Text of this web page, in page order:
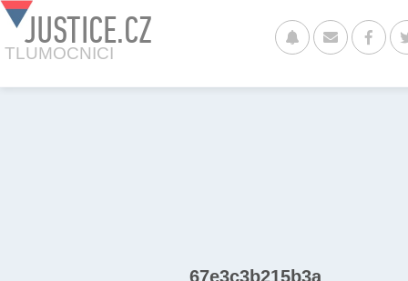
JUSTICE.CZ
TLUMOCNICI
67e3c3b215b3a